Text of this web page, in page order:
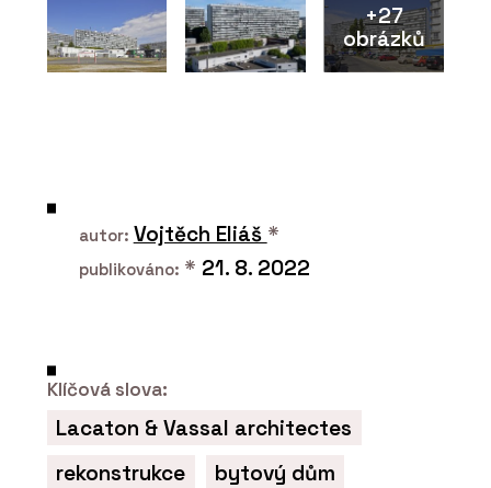
ČLÁNKY
dva měsíce
+27
obrázků
autor: Vojtěch Eliáš *
publikováno: * 21. 8. 2022
Klíčová slova:
Lacaton & Vassal architectes
rekonstrukce
bytový dům